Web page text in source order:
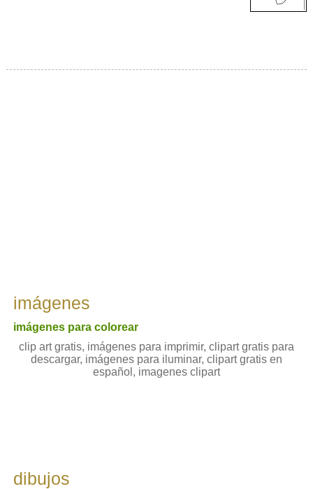
imágenes
imágenes para colorear
clip art gratis, imágenes para imprimir, clipart gratis para
descargar, imágenes para iluminar, clipart gratis en
español, imagenes clipart
dibujos